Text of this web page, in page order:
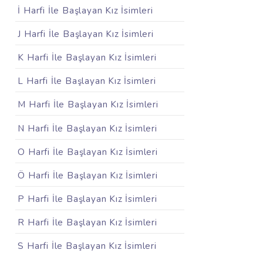
İ Harfi İle Başlayan Kız İsimleri
J Harfi İle Başlayan Kız İsimleri
K Harfi İle Başlayan Kız İsimleri
L Harfi İle Başlayan Kız İsimleri
M Harfi İle Başlayan Kız İsimleri
N Harfi İle Başlayan Kız İsimleri
O Harfi İle Başlayan Kız İsimleri
Ö Harfi İle Başlayan Kız İsimleri
P Harfi İle Başlayan Kız İsimleri
R Harfi İle Başlayan Kız İsimleri
S Harfi İle Başlayan Kız İsimleri